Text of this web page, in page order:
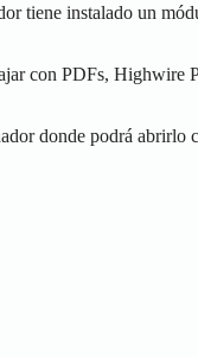
tiene instalado un
con PDFs, Highwire
donde podrá abrirlo